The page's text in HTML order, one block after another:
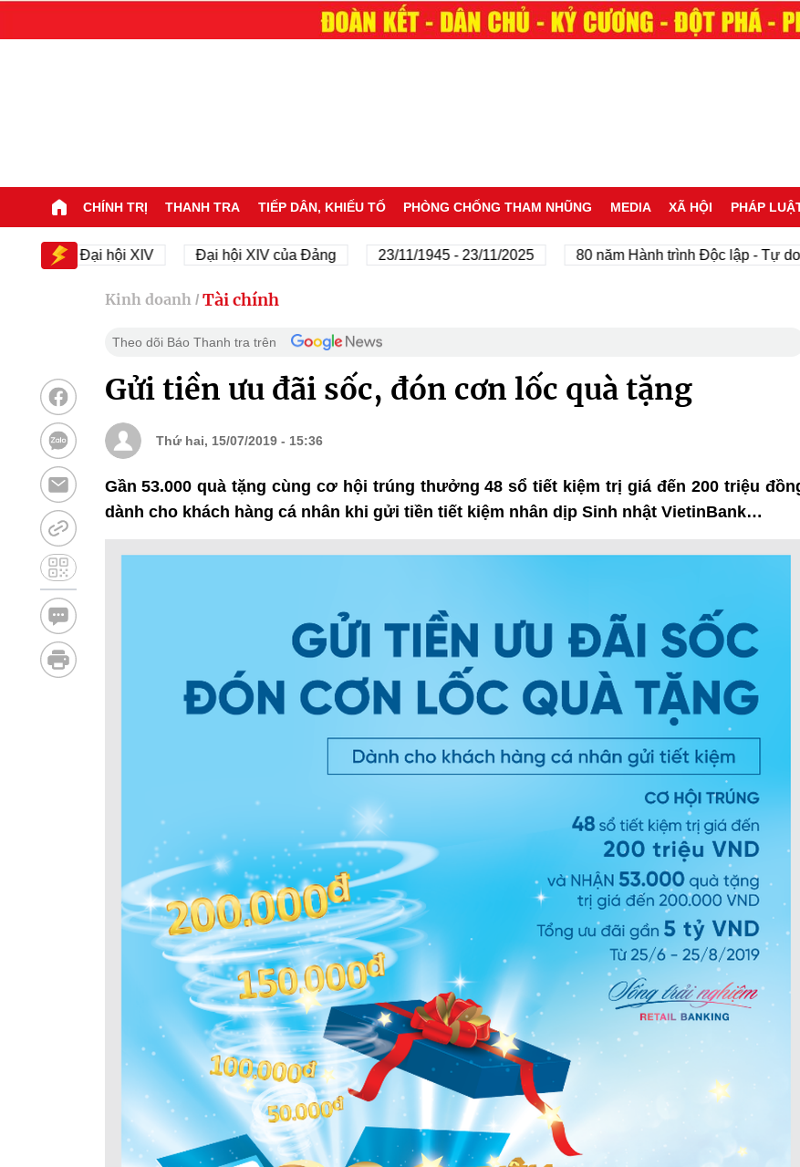
CHÍNH TRỊ THANH TRA TIẾP DÂN, KHIẾU TỐ PHÒNG CHỐNG THAM NHŨNG MEDIA XÃ HỘI PHÁP
Đại hội XIV Đại hội XIV của Đảng 23/11/1945 - 23/11/2025 80 năm Hành trình Độc lập - Tự do -
Kinh doanh / Tài chính
Theo dõi Báo Thanh tra trên
Gửi tiền ưu đãi sốc, đón cơn lốc quà tặng
Thứ hai, 15/07/2019 - 15:36
Gần 53.000 quà tặng cùng cơ hội trúng thưởng 48 sổ tiết kiệm trị giá đến 200 triệu
dành cho khách hàng cá nhân khi gửi tiền tiết kiệm nhân dịp Sinh nhật VietinBank…